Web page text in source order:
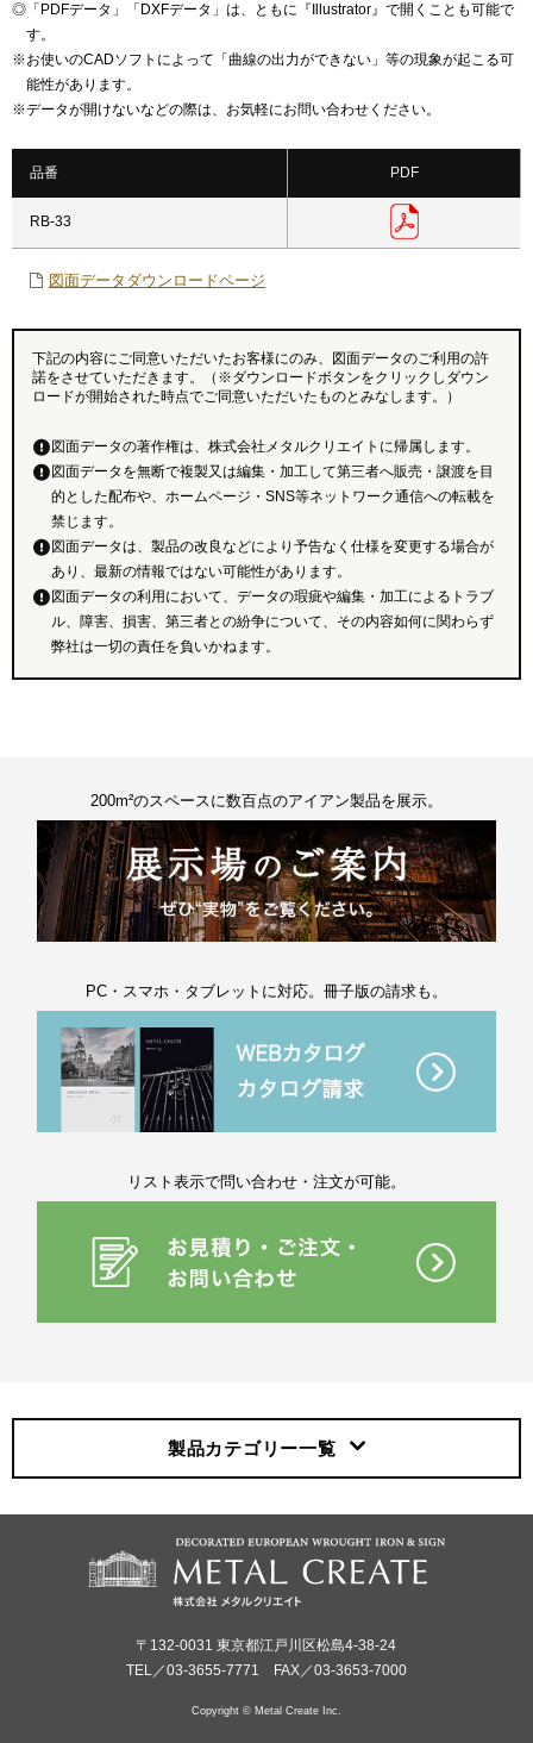
◎ 「PDFデータ」「DXFデータ」は、ともに『Illustrator』で開くことも可能で
す。
※お使いのCADソフトによって「曲線の出力ができない」等の現象が起こる可
能性があります。
※データが開けないなどの際は、お気軽にお問い合わせください。
品番 PDF
RB-33
図面データダウンロードページ
下記の内容にご同意いただいたお客様にのみ、図面データのご利用の許
諾をさせていただきます。（※ダウンロードボタンをクリックしダウン
ロードが開始された時点でご同意いただいたものとみなします。）
図面データの著作権は、株式会社メタルクリエイトに帰属します。
図面データを無断で複製又は編集・加工して第三者へ販売・譲渡を目
的とした配布や、ホームページ・SNS等ネットワーク通信への転載を
禁じます。
図面データは、製品の改良などにより予告なく仕様を変更する場合が
あり、最新の情報ではない可能性があります。
図面データの利用において、データの瑕疵や編集・加工によるトラブ
ル、障害、損害、第三者との紛争について、その内容如何に関わらず
弊社は一切の責任を負いかねます。
200m²のスペースに数百点のアイアン製品を展示。
PC・スマホ・タブレットに対応。冊子版の請求も。
リスト表示で問い合わせ・注文が可能。
製品カテゴリー一覧
〒132-0031 東京都江戸川区松島4-38-24
TEL／03-3655-7771 FAX／03-3653-7000
Copyright © Metal Create Inc.